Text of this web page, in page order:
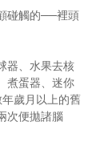
碰觸的──裡頭
器、水果去核
煮蛋器、迷你
歲月以上的舊
次便拋諸腦